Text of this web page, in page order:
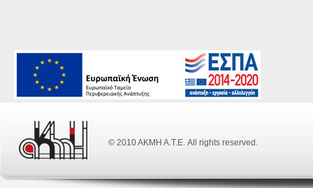
© 2010 ΑΚΜΗ Α.Τ.Ε. All rights reserved.